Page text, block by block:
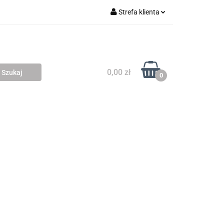
Strefa klienta
Dodaj zgłoszenie
0,00 zł 0